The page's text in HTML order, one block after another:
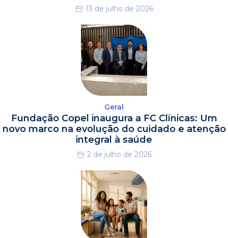
13 de julho de 2026
Geral
Fundação Copel inaugura a FC Clínicas: Um
novo marco na evolução do cuidado e atenção
integral à saúde
2 de julho de 2026